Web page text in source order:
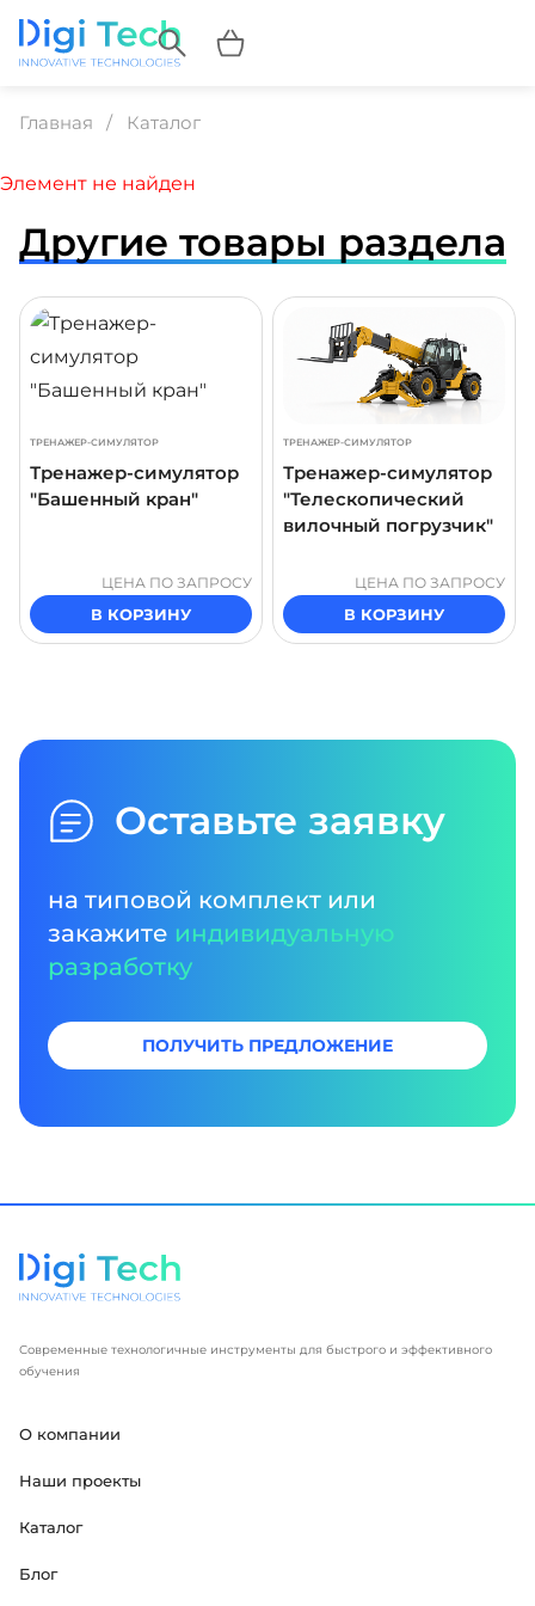
Главная Каталог
Элемент не найден
Другие товары раздела
ТРЕНАЖЕР-СИМУЛЯТОР
Тренажер-симулятор
"Башенный кран"
ЦЕНА ПО ЗАПРОСУ
В КОРЗИНУ
ТРЕНАЖЕР-СИМУЛЯТОР
Тренажер-симулятор
"Телескопический
вилочный погрузчик"
ЦЕНА ПО ЗАПРОСУ
В КОРЗИНУ
ПОДРОБНЕЕ
Оставьте заявку
на типовой комплект или
закажите индивидуальную
разработку
ПОЛУЧИТЬ ПРЕДЛОЖЕНИЕ
Современные технологичные инструменты для быстрого и эффективного
обучения
О компании
Наши проекты
Каталог
Блог